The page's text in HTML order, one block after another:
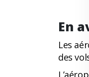
En
Les
des